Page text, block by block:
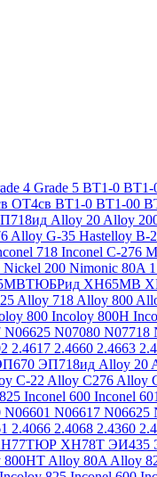
4 Grade 5 ВТ1-0 ВТ1-
ОТ4св ВТ1-0 ВТ1-00
Alloy 20 Alloy
Alloy G-35 Hastelloy B-2
718 Inconel C-276
Nickel 200 Nimonic 80A
ХН65МВ
Alloy 718 Alloy 800
800 Incoloy 800H
N06625 N07080 N07718
2.4617 2.4660 2.4663
ЭП718ид Alloy 20
C-22 Alloy C276 Alloy
Inconel 600 Inconel 601
N06601 N06617 N06625
2.4066 2.4068 2.4360
ХН78Т ЭИ435
800HT Alloy 80A Alloy